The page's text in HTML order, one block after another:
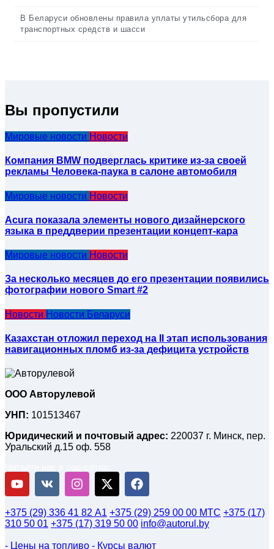
В Беларуси обновлены правила уплаты утильсбора для
транспортных средств и шасси
Вы пропустили
Мировые новости Новости
Компания BMW подверглась критике из-за своей
рекламы Человека-паука в салоне автомобиля
Мировые новости Новости
Acura показала элементы нового дизайнерского
языка в преддверии презентации концепт-кара
Мировые новости Новости
За несколько месяцев до его презентации появились
фотографии нового Smart #2
Новости Новости Беларуси
Казахстан отложил переход на II этап использования
навигационных пломб из-за дефицита устройств
ООО Авторулевой
УНП: 101513467
Юридический и почтовый адрес: 220037 г. Минск, пер.
Уральский д.15 оф. 558
+375 (29) 336 41 82 А1 +375 (29) 259 00 00 МТС +375 (17)
310 50 01 +375 (17) 319 50 00 info@autorul.by
- Цены на топливо - Курсы валют